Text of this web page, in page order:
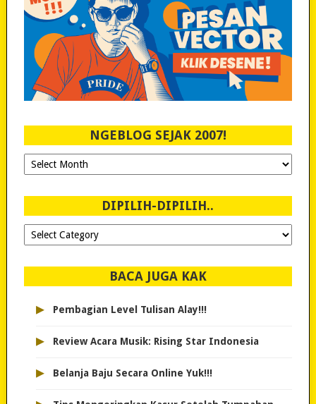
NGEBLOG SEJAK 2007!
Ngeblog
Sejak
DIPILIH-DIPILIH..
Dipilih-
dipilih..
BACA JUGA KAK
▸ Pembagian Level Tulisan Alay!!!
▸ Review Acara Musik: Rising Star Indonesia
▸ Belanja Baju Secara Online Yuk!!!